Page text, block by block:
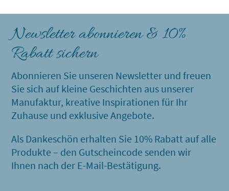
Newsletter abonnieren & 10%
Rabatt sichern
Abonnieren Sie unseren Newsletter und freuen
Sie sich auf kleine Geschichten aus unserer
Manufaktur, kreative Inspirationen für Ihr
Zuhause und exklusive Angebote.
Als Dankeschön erhalten Sie 10% Rabatt auf alle
Produkte – den Gutscheincode senden wir
Ihnen nach der E-Mail-Bestätigung.